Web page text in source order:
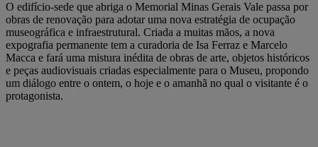
O edifício-sede que abriga o Memorial Minas Gerais Vale passa por
obras de renovação para adotar uma nova estratégia de ocupação
museográfica e infraestrutural. Criada a muitas mãos, a nova
expografia permanente tem a curadoria de Isa Ferraz e Marcelo
Macca e fará uma mistura inédita de obras de arte, objetos históricos
e peças audiovisuais criadas especialmente para o Museu, propondo
um diálogo entre o ontem, o hoje e o amanhã no qual o visitante é o
protagonista.